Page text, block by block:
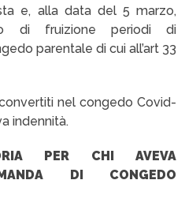
e, alla data del 5 marzo,
di fruizione periodi di
parentale di cui all’art 33
nel congedo Covid-
indennità.
PER CHI AVEVA
DI CONGEDO